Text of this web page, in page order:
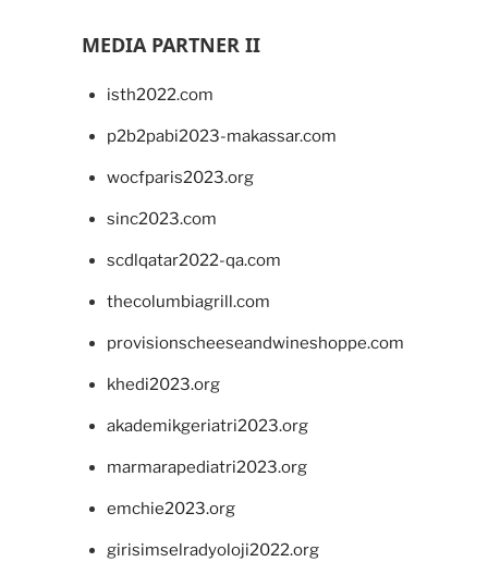
MEDIA PARTNER II
isth2022.com
p2b2pabi2023-makassar.com
wocfparis2023.org
sinc2023.com
scdlqatar2022-qa.com
thecolumbiagrill.com
provisionscheeseandwineshoppe.com
khedi2023.org
akademikgeriatri2023.org
marmarapediatri2023.org
emchie2023.org
girisimselradyoloji2022.org